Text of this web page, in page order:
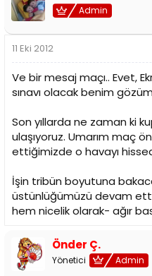
Admin
11 Eki 2012
Ve bir mesaj maçı.. Evet,
sınavı olacak benim
Son yıllarda ne zaman ki
ulaşıyoruz. Umarım maç
ettiğimizde o havayı
İşin tribün boyutuna
üstünlüğümüzü devam
hem nicelik olarak- ağır
Önder Ç.
Yönetici Admin